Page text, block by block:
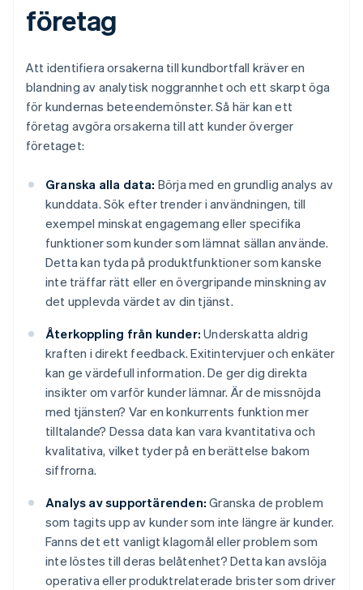
företag
Att identifiera orsakerna till kundbortfall kräver en
blandning av analytisk noggrannhet och ett skarpt öga
för kundernas beteendemönster. Så här kan ett
företag avgöra orsakerna till att kunder överger
företaget:
Granska alla data: Börja med en grundlig analys av
kunddata. Sök efter trender i användningen, till
exempel minskat engagemang eller specifika
funktioner som kunder som lämnat sällan använde.
Detta kan tyda på produktfunktioner som kanske
inte träffar rätt eller en övergripande minskning av
det upplevda värdet av din tjänst.
Återkoppling från kunder: Underskatta aldrig
kraften i direkt feedback. Exitintervjuer och enkäter
kan ge värdefull information. De ger dig direkta
insikter om varför kunder lämnar. Är de missnöjda
med tjänsten? Var en konkurrents funktion mer
tilltalande? Dessa data kan vara kvantitativa och
kvalitativa, vilket tyder på en berättelse bakom
siffrorna.
Analys av supportärenden: Granska de problem
som tagits upp av kunder som inte längre är kunder.
Fanns det ett vanligt klagomål eller problem som
inte löstes till deras belåtenhet? Detta kan avslöja
operativa eller produktrelaterade brister som driver